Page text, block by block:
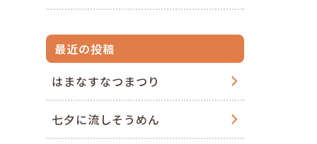
最近の投稿
はまなすなつまつり
七夕に流しそうめん